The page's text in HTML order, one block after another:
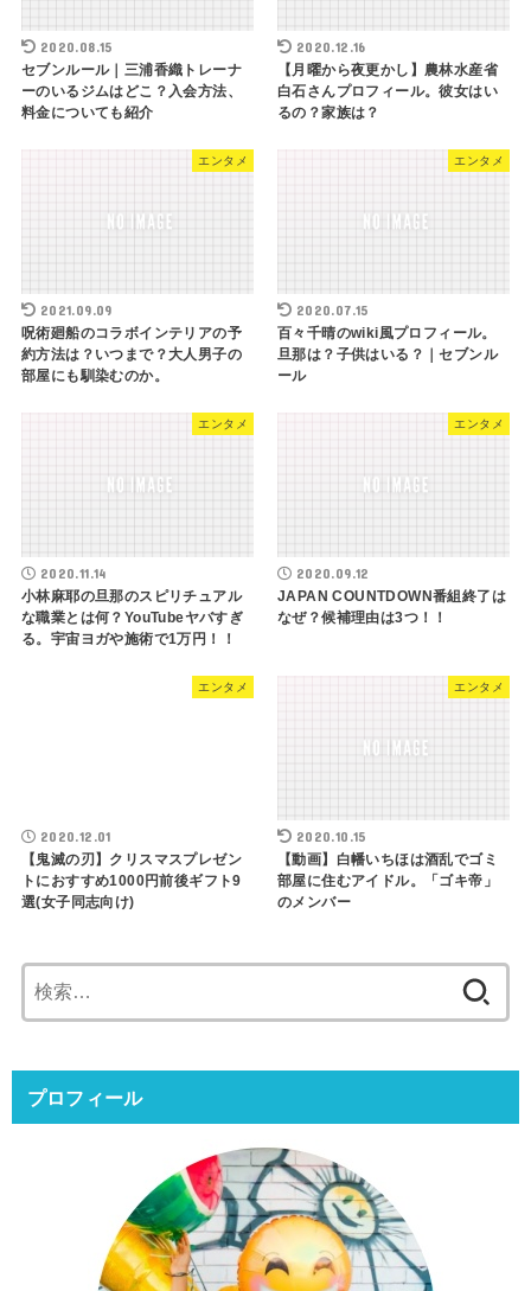
2020.08.15
セブンルール｜三浦香織トレーナ
ーのいるジムはどこ？入会方法、
料金についても紹介
2020.12.16
【月曜から夜更かし】農林水産省
白石さんプロフィール。彼女はい
るの？家族は？
エンタメ
2021.09.09
呪術廻船のコラボインテリアの予
約方法は？いつまで？大人男子の
部屋にも馴染むのか。
エンタメ
2020.07.15
百々千晴のwiki風プロフィール。
旦那は？子供はいる？｜セブンル
ール
エンタメ
2020.11.14
小林麻耶の旦那のスピリチュアル
な職業とは何？YouTubeヤバすぎ
る。宇宙ヨガや施術で1万円！！
エンタメ
2020.09.12
JAPAN COUNTDOWN番組終了は
なぜ？候補理由は3つ！！
エンタメ
2020.12.01
【鬼滅の刃】クリスマスプレゼン
トにおすすめ1000円前後ギフト9
選(女子同志向け)
エンタメ
2020.10.15
【動画】白幡いちほは酒乱でゴミ
部屋に住むアイドル。「ゴキ帝」
のメンバー
索:
プロフィール